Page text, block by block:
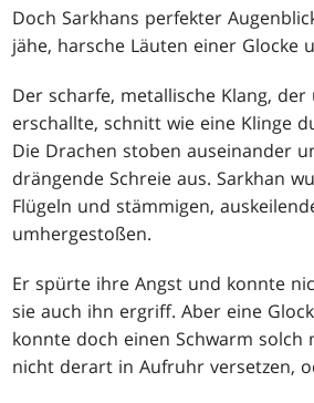
Doch Sarkhans perfekter
jähe, harsche Läuten einer Glocke
Der scharfe, metallische Klang, der
erschallte, schnitt wie eine Klinge
Die Drachen stoben auseinander
drängende Schreie aus. Sarkhan
Flügeln und stämmigen,
umhergestoßen.
Er spürte ihre Angst und konnte
sie auch ihn ergriff. Aber eine
konnte doch einen Schwarm solch
nicht derart in Aufruhr versetzen,